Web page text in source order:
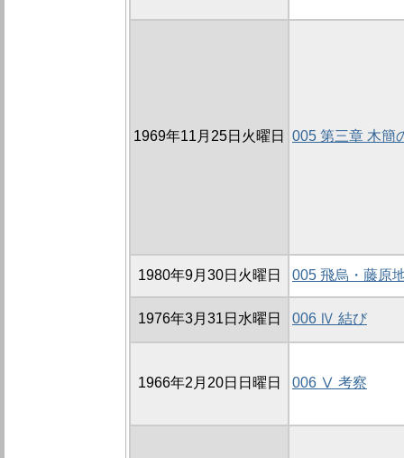
1969年11月25日火曜日 005 第三章 木簡
1980年9月30日火曜日 005 飛烏・藤原
1976年3月31日水曜日 006 Ⅳ 結び
1966年2月20日日曜日 006 Ⅴ 考察